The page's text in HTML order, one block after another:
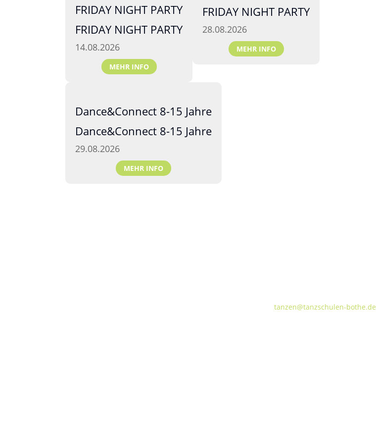
FRIDAY NIGHT PARTY
FRIDAY NIGHT PARTY
14.08.2026
MEHR INFO
FRIDAY NIGHT PARTY
28.08.2026
MEHR INFO
Dance&Connect 8-15 Jahre
Dance&Connect 8-15 Jahre
29.08.2026
MEHR INFO
tanzen@tanzschulen-bothe.de